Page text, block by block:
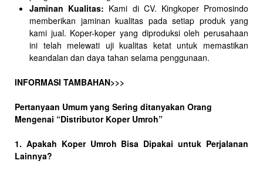
Jaminan Kualitas: Kami di CV. Kingkoper Promosindo
memberikan jaminan kualitas pada setiap produk yang
kami jual. Koper-koper yang diproduksi oleh perusahaan
ini telah melewati uji kualitas ketat untuk memastikan
keandalan dan daya tahan selama penggunaan.
INFORMASI TAMBAHAN>>>
Pertanyaan Umum yang Sering ditanyakan Orang
Mengenai “Distributor Koper Umroh”
1. Apakah Koper Umroh Bisa Dipakai untuk Perjalanan
Lainnya?